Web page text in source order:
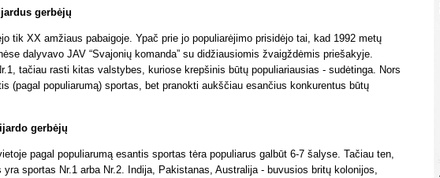
gerbėjų
tik XX amžiaus pabaigoje. Ypač prie jo populiarėjimo prisidėjo tai, kad 1992 metų
dalyvavo JAV “Svajonių komanda” su didžiausiomis žvaigždėmis priešakyje.
tačiau rasti kitas valstybes, kuriose krepšinis būtų populiariausias - sudėtinga. Nors
(pagal populiarumą) sportas, bet pranokti aukščiau esančius konkurentus būtų
gerbėjų
pagal populiarumą esantis sportas tėra populiarus galbūt 6-7 šalyse. Tačiau ten,
sportas Nr.1 arba Nr.2. Indija, Pakistanas, Australija - buvusios britų kolonijos,